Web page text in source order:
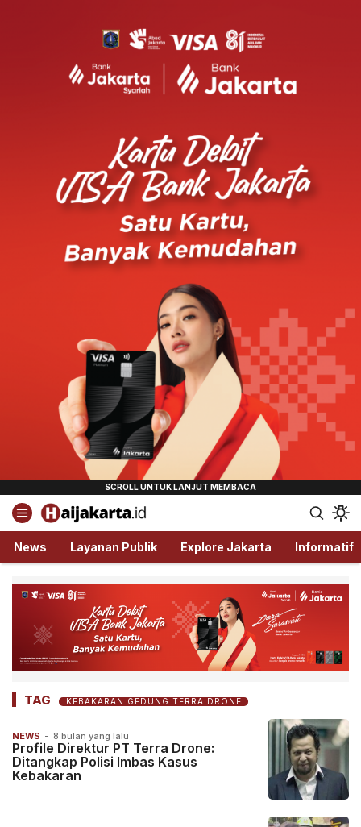
Haijakarta.id
Semua Tentang Jakarta Ada Disini!
News Layanan Publik Explore Jakarta Informatif
TAG KEBAKARAN GEDUNG TERRA DRONE
NEWS - 8 bulan yang lalu
Profile Direktur PT Terra Drone:
Ditangkap Polisi Imbas Kasus
Kebakaran